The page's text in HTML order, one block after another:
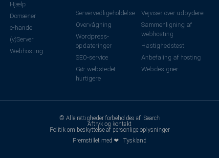
Hjælp
Domæner
e-handel
(v)Server
Webhosting
Servervedligeholdelse
Overvågning
Wordpress-
opdateringer
SEO-service
Gør webstedet
hurtigere
Vejviser over udbydere
Sammenligning af
webhosting
Hastighedstest
Anbefaling af hosting
Webdesigner
© Alle rettigheder forbeholdes af iSearch
Aftryk og kontakt
Politik om beskyttelse af personlige oplysninger
Fremstillet med ❤ i Tyskland